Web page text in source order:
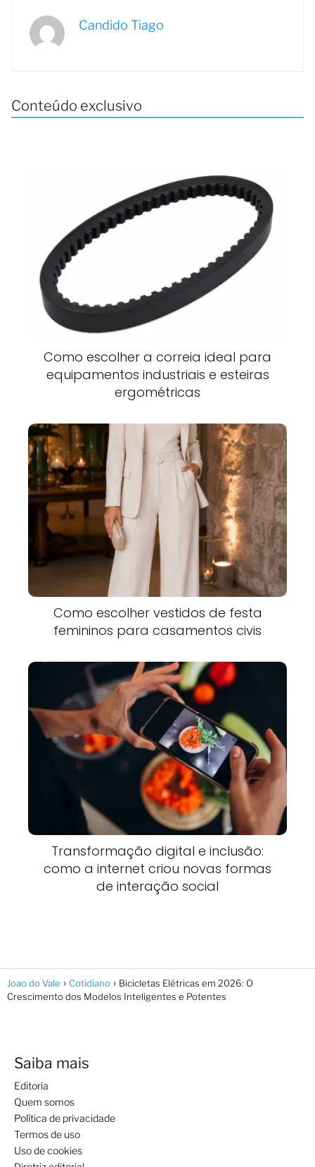
Candido Tiago
Conteúdo exclusivo
Como escolher a correia ideal para
equipamentos industriais e esteiras
ergométricas
Como escolher vestidos de festa
femininos para casamentos civis
Transformação digital e inclusão:
como a internet criou novas formas
de interação social
Joao do Vale Cotidiano
Bicicletas Elétricas em 2026: O
Crescimento dos Modelos Inteligentes e Potentes
Saiba mais
Editoria
Quem somos
Política de privacidade
Termos de uso
Uso de cookies